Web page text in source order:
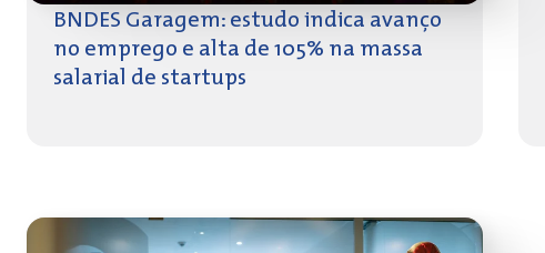
BNDES Garagem: estudo indica avanço
no emprego e alta de 105% na massa
salarial de startups